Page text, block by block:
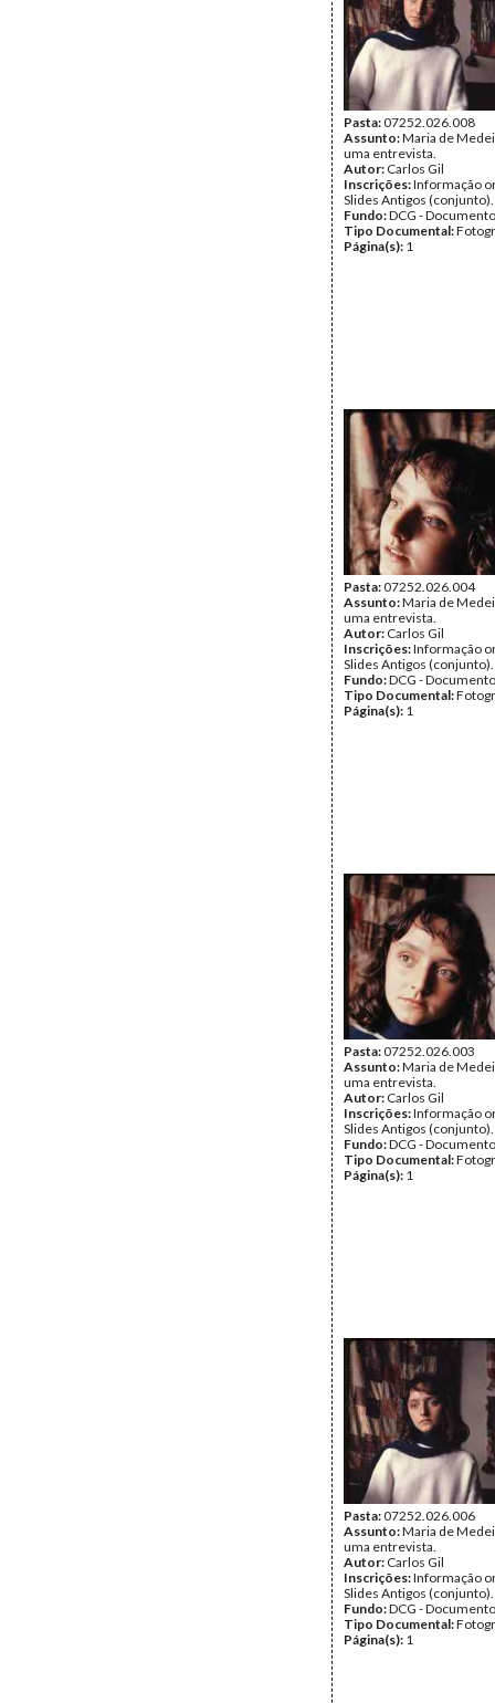
Pasta:07252.026.008
Assunto:Maria de
uma entrevista.
Autor: Carlos Gil
Inscrições:Informação
Slides Antigos (conjunto).
Fundo:DCG -
Tipo Documental:
Página(s): 1
Pasta:07252.026.004
Assunto:Maria de
uma entrevista.
Autor: Carlos Gil
Inscrições:Informação
Slides Antigos (conjunto).
Fundo:DCG -
Tipo Documental:
Página(s): 1
Pasta:07252.026.003
Assunto:Maria de
uma entrevista.
Autor: Carlos Gil
Inscrições:Informação
Slides Antigos (conjunto).
Fundo:DCG -
Tipo Documental:
Página(s): 1
Pasta:07252.026.006
Assunto:Maria de
uma entrevista.
Autor: Carlos Gil
Inscrições:Informação
Slides Antigos (conjunto).
Fundo:DCG -
Tipo Documental:
Página(s): 1